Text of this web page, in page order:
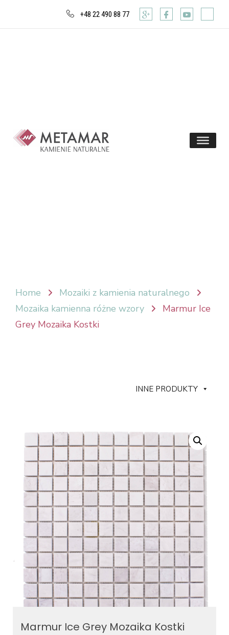
+48 22 490 88 77
Home
Mozaiki z kamienia naturalnego
Mozaika kamienna różne wzory
Marmur Ice
Grey Mozaika Kostki
INNE PRODUKTY
Marmur Ice Grey Mozaika Kostki